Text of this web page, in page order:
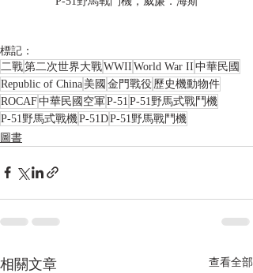
標記：
二戰第二次世界大戰WWII World War II 中華民國
Republic of China 美國 金門戰役 歷史機動物件
ROCAF中華民國空軍P-51 P-51野馬式戰鬥機
P-51野馬式戰機 P-51DP-51野馬戰鬥機
圖書
相關文章 查看全部